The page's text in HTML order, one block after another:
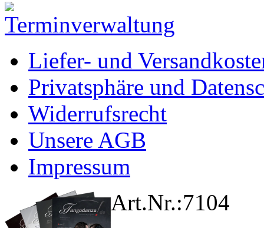
Liefer- und
Privatsphäre und
Widerrufsrecht
Unsere AGB
Impressum
Art.Nr.:7104